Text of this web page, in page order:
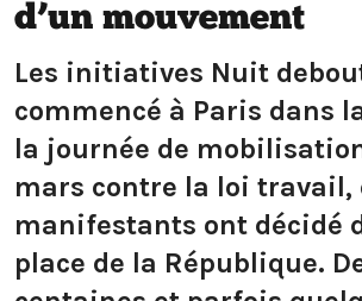
d’un mouvement
Les initiatives Nuit
commencé à Paris dans
la journée de
mars contre la loi travail,
manifestants ont décidé
place de la République.